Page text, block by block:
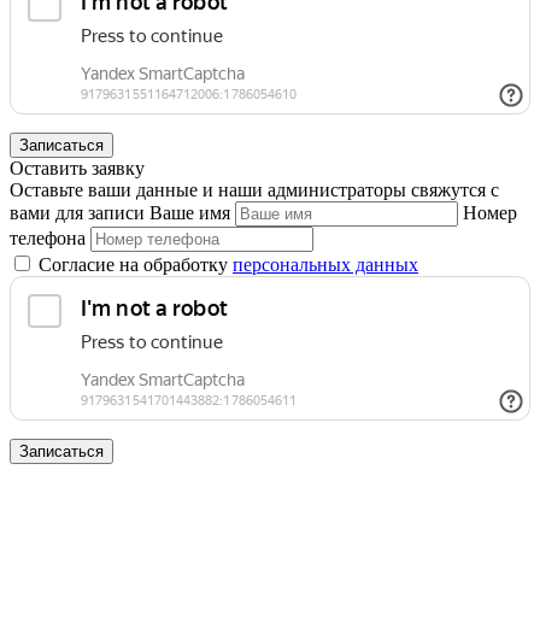
Записаться
Оставить заявку
Оставьте ваши данные и наши администраторы свяжутся с
вами для записи Ваше имя
Номер
телефона
Согласие на обработку персональных данных
Записаться